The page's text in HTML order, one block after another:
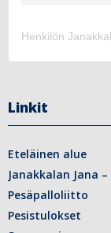
Linkit
Eteläinen alue
Janakkalan Jana
Pesäpalloliitto
Pesistulokset